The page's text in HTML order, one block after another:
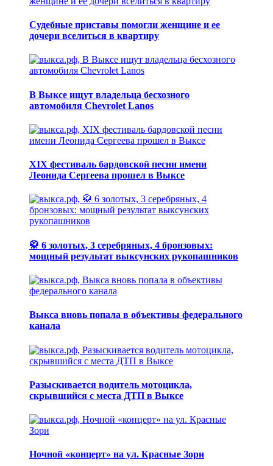
Судебные приставы помогли женщине и ее
дочери вселиться в квартиру
В Выксе ищут владельца бесхозного
автомобиля Chevrolet Lanos
XIX фестиваль бардовской песни имени
Леонида Сергеева прошел в Выксе
🥋 6 золотых, 3 серебряных, 4 бронзовых:
мощный результат выксунских рукопашников
Выкса вновь попала в объективы федерального
канала
Разыскивается водитель мотоцикла,
скрывшийся с места ДТП в Выксе
Ночной «концерт» на ул. Красные Зори